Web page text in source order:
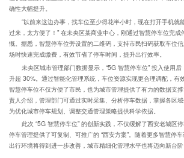
确性大幅提升。​
“以前来这边办事，找车位至少得花半小时，现在打开手机就
过来，太方便了！” 在未央区某商业中心，刚通过智慧停车位完
慨。据悉，智慧停车位旁设置的二维码，支持市民扫码获取车位
场时快速完成缴费，有效节省了停车时间，提升出行效率。​
未央区城市管理部门数据显示，“5G 智慧停车位” 投入使用
升超 30%。通过智能化管理系统，车位资源实现更合理调配，有
智慧停车位不仅方便了市民，也为城市管理提供了有力的数据支
责人介绍，管理部门可通过实时采集、分析停车数据，掌握各区域
为优化城市停车规划、调整交通管理策略提供科学依据。​
此次 “5G 智慧停车位” 的创新实践，不仅缓解了西安老城区
停车管理提供了可复制、可推广的 “西安方案”。随着更多智慧停
出行环境将得到进一步改善，城市精细化管理水平也将迈向新台阶